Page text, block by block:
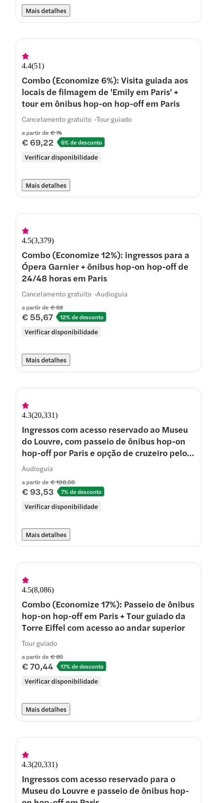
Mais detalhes
4.4(51)
Combo (Economize 6%): Visita guiada aos
locais de filmagem de 'Emily em Paris' +
tour em ônibus hop-on hop-off em Paris
a partir de € 74
€ 69,22 6% de desconto
Verificar disponibilidade
Cancelamento gratuito Tour guiado
Mais detalhes
4.5(3,379)
Combo (Economize 12%): ingressos para a
Ópera Garnier + ônibus hop-on hop-off de
24/48 horas em Paris
a partir de € 63
€ 55,67 12% de desconto
Verificar disponibilidade
Cancelamento gratuito Audioguia
Mais detalhes
4.3(20,331)
Ingressos com acesso reservado ao Museu
do Louvre, com passeio de ônibus hop-on
hop-off por Paris e opção de cruzeiro pelo
rio Sena
a partir de € 100,50
€ 93,53 7% de desconto
Verificar disponibilidade
Audioguia
Mais detalhes
4.5(8,086)
Combo (Economize 17%): Passeio de ônibus
hop-on hop-off em Paris + Tour guiado da
Torre Eiffel com acesso ao andar superior
a partir de € 85
€ 70,44 17% de desconto
Verificar disponibilidade
Tour guiado
Mais detalhes
4.3(20,331)
Ingressos com acesso reservado para o
Museu do Louvre e passeio de ônibus hop-